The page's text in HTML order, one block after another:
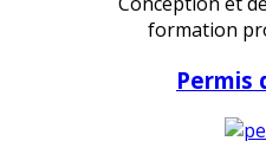
formation
Permis